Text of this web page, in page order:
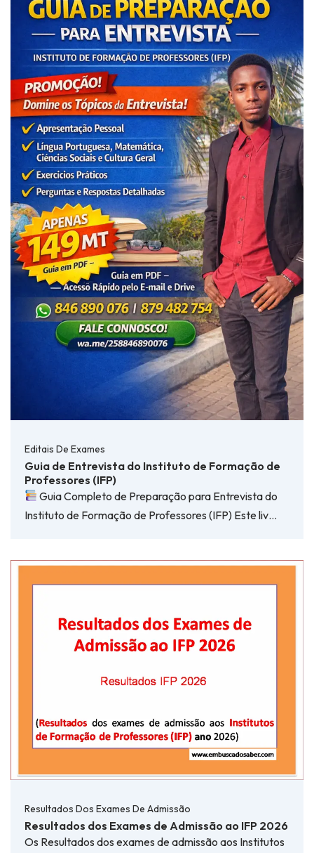
Editais De Exames
Guia de Entrevista do Instituto de Formação de
Professores (IFP)
Guia Completo de Preparação para Entrevista do
Instituto de Formação de Professores (IFP) Este liv…
Resultados Dos Exames De Admissão
Resultados dos Exames de Admissão ao IFP 2026
Os Resultados dos exames de admissão aos Institutos